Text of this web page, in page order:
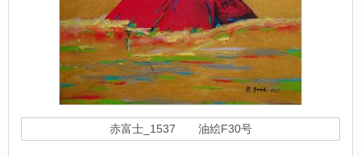
赤富士_1537 油絵F30号